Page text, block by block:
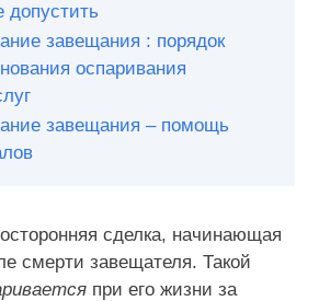
допустить
завещания : порядок
оспаривания
завещания – помощь
сделка, начинающая
смерти завещателя. Такой
при его жизни за